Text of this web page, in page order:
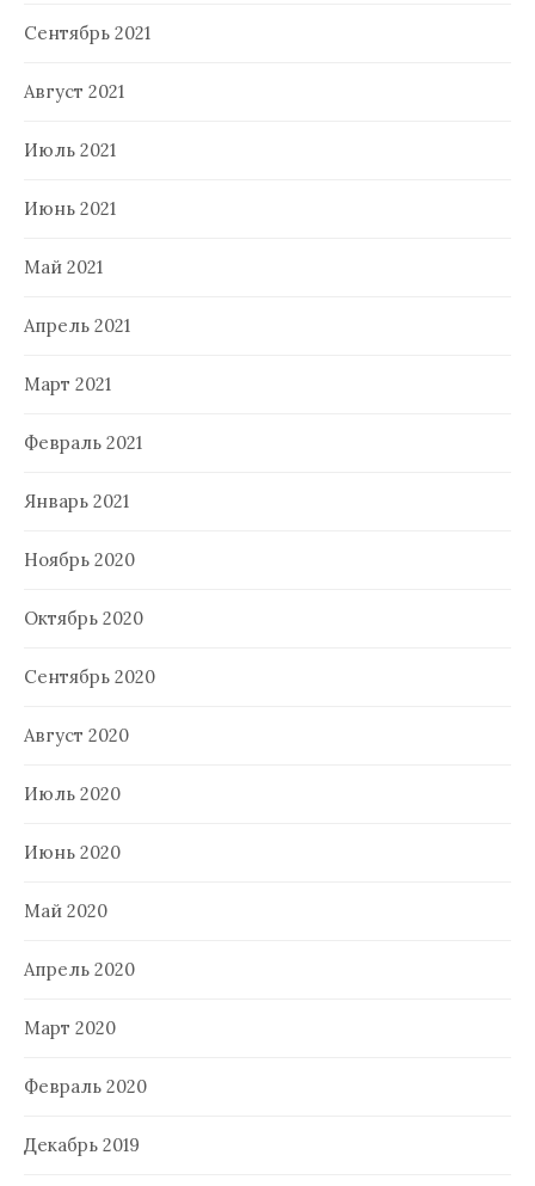
Сентябрь 2021
Август 2021
Июль 2021
Июнь 2021
Май 2021
Апрель 2021
Март 2021
Февраль 2021
Январь 2021
Ноябрь 2020
Октябрь 2020
Сентябрь 2020
Август 2020
Июль 2020
Июнь 2020
Май 2020
Апрель 2020
Март 2020
Февраль 2020
Декабрь 2019